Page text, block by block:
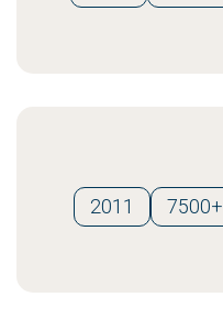
2011 7500+